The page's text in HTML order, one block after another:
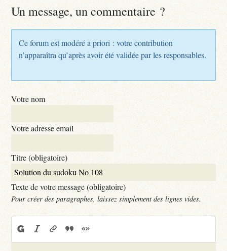
Un message, un commentaire ?
Ce forum est modéré a priori : votre contribution
n’apparaîtra qu’après avoir été validée par les responsables.
Votre nom
Votre adresse email
Titre (obligatoire)
Texte de votre message (obligatoire)
Pour créer des paragraphes, laissez simplement des lignes vides.